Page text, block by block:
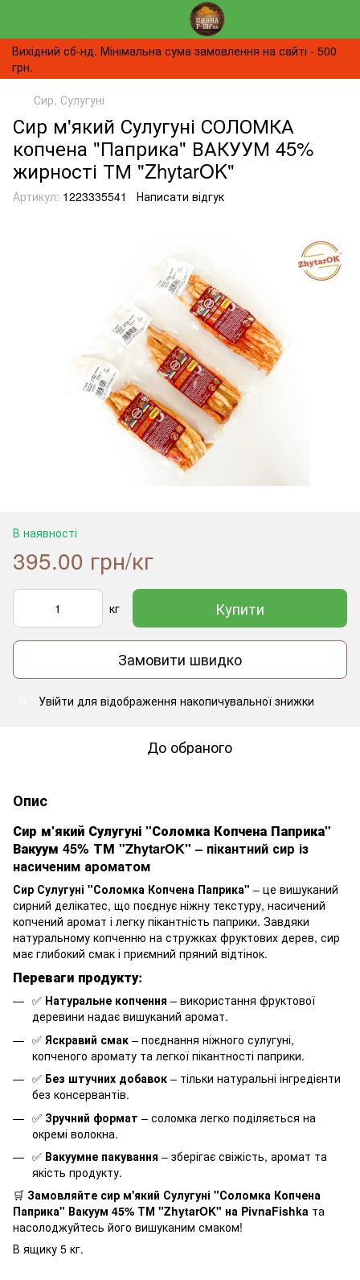
Вихідний сб-нд. Мінімальна сума замовлення на сайті - 500
грн.
Сир, Сулугуні
Сир м'який Сулугуні СОЛОМКА
копчена "Паприка" ВАКУУМ 45%
жирності ТМ "ZhytarOK"
Артикул: 1223335541 Написати відгук
В наявності
395.00 грн/кг
кг Купити
Замовити швидко
Увійти для відображення накопичувальної знижки
До обраного
Опис
Сир м'який Сулугуні "Соломка Копчена Паприка"
Вакуум 45% ТМ "ZhytarOK" – пікантний сир із
насиченим ароматом
Сир Сулугуні "Соломка Копчена Паприка" – це вишуканий
сирний делікатес, що поєднує ніжну текстуру, насичений
копчений аромат і легку пікантність паприки. Завдяки
натуральному копченню на стружках фруктових дерев, сир
має глибокий смак і приємний пряний відтінок.
Переваги продукту:
✅ Натуральне копчення – використання фруктової
деревини надає вишуканий аромат.
✅ Яскравий смак – поєднання ніжного сулугуні,
копченого аромату та легкої пікантності паприки.
✅ Без штучних добавок – тільки натуральні інгредієнти
без консервантів.
✅ Зручний формат – соломка легко поділяється на
окремі волокна.
✅ Вакуумне пакування – зберігає свіжість, аромат та
якість продукту.
🛒 Замовляйте сир м'який Сулугуні "Соломка Копчена
Паприка" Вакуум 45% ТМ "ZhytarOK" на PivnaFishka та
насолоджуйтесь його вишуканим смаком!
В ящику 5 кг.